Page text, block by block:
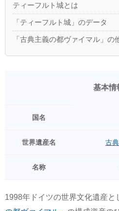
ティーフルト城とは
「ティーフルト城」のデータ
「古典主義の都ヴァイマル」の
基本情
国名
世界遺産名 古
名称
1998年ドイツの世界文化遺産と